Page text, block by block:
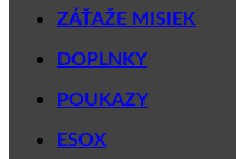
ZÁŤAŽE MISIEK
DOPLNKY
POUKAZY
ESOX